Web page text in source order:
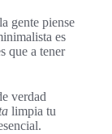
gente piense
es
que a tener
verdad
limpia tu